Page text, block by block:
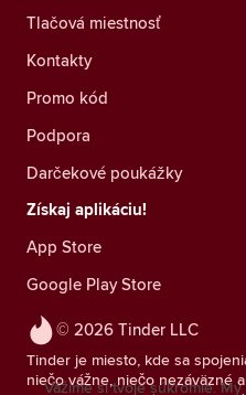
© 2026 Tinder LLC
Tinder je miesto, kde sa
niečo vážne, niečo nezáväzné
Tlačová miestnosť
Kontakty
Promo kód
Podpora
Darčekové poukážky
Získaj aplikáciu!
App Store
Google Play Store
Vážime si tvoje súkromie.